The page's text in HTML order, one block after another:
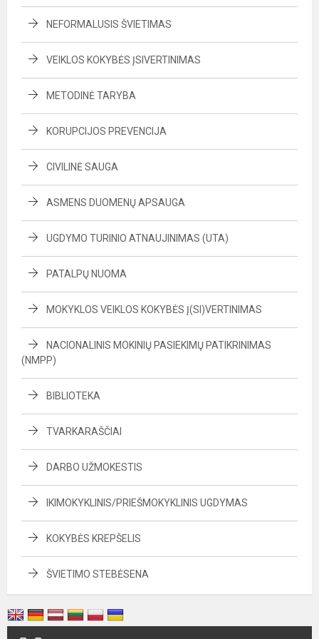
NEFORMALUSIS ŠVIETIMAS
VEIKLOS KOKYBĖS ĮSIVERTINIMAS
METODINĖ TARYBA
KORUPCIJOS PREVENCIJA
CIVILINĖ SAUGA
ASMENS DUOMENŲ APSAUGA
UGDYMO TURINIO ATNAUJINIMAS (UTA)
PATALPŲ NUOMA
MOKYKLOS VEIKLOS KOKYBĖS Į(SI)VERTINIMAS
NACIONALINIS MOKINIŲ PASIEKIMŲ PATIKRINIMAS
(NMPP)
BIBLIOTEKA
TVARKARAŠČIAI
DARBO UŽMOKESTIS
IKIMOKYKLINIS/PRIEŠMOKYKLINIS UGDYMAS
KOKYBĖS KREPŠELIS
ŠVIETIMO STEBĖSENA